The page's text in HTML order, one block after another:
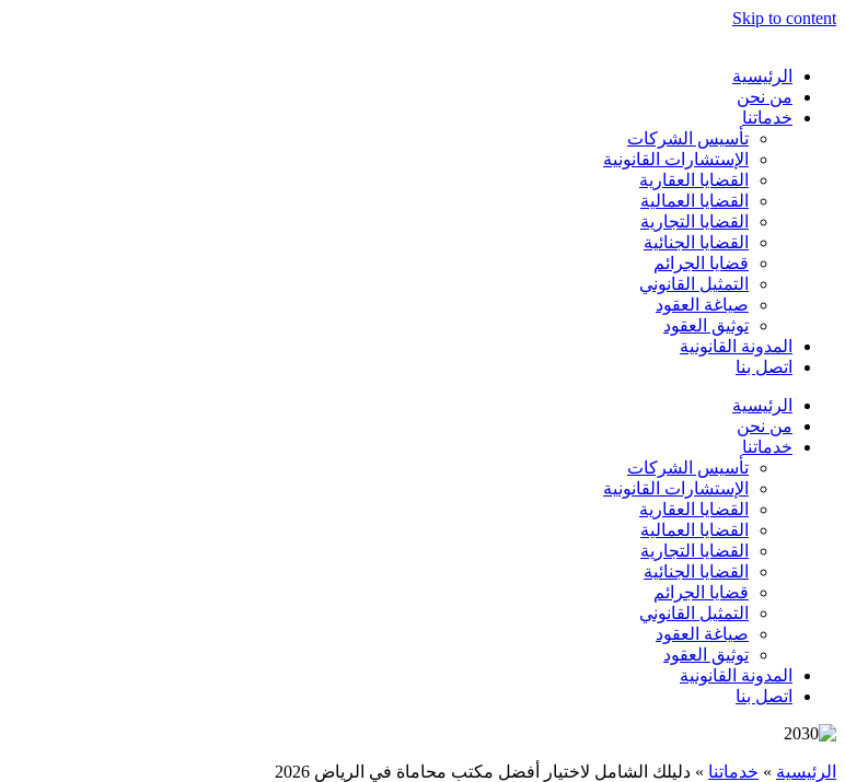
Skip to content
الرئيسية
من نحن
خدماتنا
تأسيس الشركات
الإستشارات القانونية
القضايا العقارية
القضايا العمالية
القضايا التجارية
القضايا الجنائية
قضايا الجرائم
التمثيل القانوني
صياغة العقود
توثيق العقود
المدونة القانونية
اتصل بنا
الرئيسية
من نحن
خدماتنا
تأسيس الشركات
الإستشارات القانونية
القضايا العقارية
القضايا العمالية
القضايا التجارية
القضايا الجنائية
قضايا الجرائم
التمثيل القانوني
صياغة العقود
توثيق العقود
المدونة القانونية
اتصل بنا
الرئيسية » خدماتنا » دليلك الشامل لاختيار أفضل مكتب محاماة في الرياض 2026